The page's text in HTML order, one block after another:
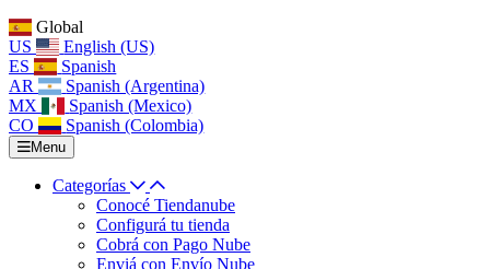
Global
US
English (US)
ES
Spanish
AR
Spanish (Argentina)
MX
Spanish (Mexico)
CO
Spanish (Colombia)
Menu
Categorías
Conocé Tiendanube
Configurá tu tienda
Cobrá con Pago Nube
Enviá con Envío Nube